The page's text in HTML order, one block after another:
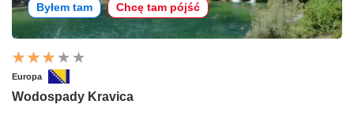
Byłem tam Chcę tam pójść
Europa
Wodospady Kravica